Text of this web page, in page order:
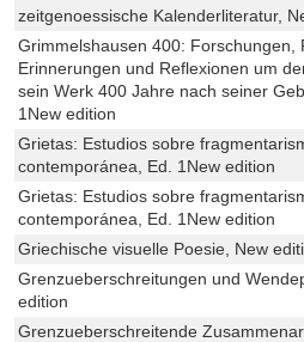
zeitgenoessische Kalenderliteratur,
Grimmelshausen 400: Forschungen,
Erinnerungen und Reflexionen um
sein Werk 400 Jahre nach seiner
1New edition
Grietas: Estudios sobre
contemporánea, Ed. 1New edition
Grietas: Estudios sobre
contemporánea, Ed. 1New edition
Griechische visuelle Poesie, New
Grenzueberschreitungen und
edition
Grenzueberschreitende